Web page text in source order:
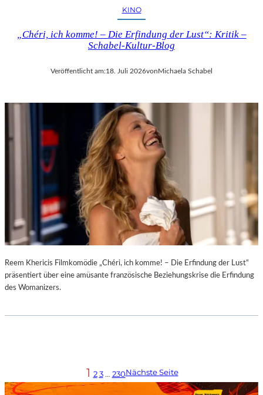
KINO
„Chéri, ich komme! – Die Erfindung der Lust“: Kritik –
Schabel-Kultur-Blog
Veröffentlicht am:18. Juli 2026vonMichaela Schabel
Reem Khericis Filmkomödie „Chéri, ich komme! – Die Erfindung der Lust“
präsentiert über eine amüsante französische Beziehungskrise die Erfindung
des Womanizers.
1 2 3 … 230Nächste Seite